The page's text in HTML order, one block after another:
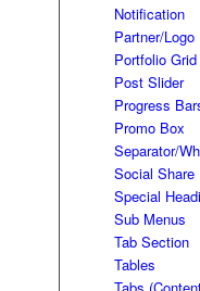
Notification
Partner/
Portfolio Grid
Post Slider
Progress
Promo Box
Separator/
Social Share
Special
Sub Menus
Tab Section
Tables